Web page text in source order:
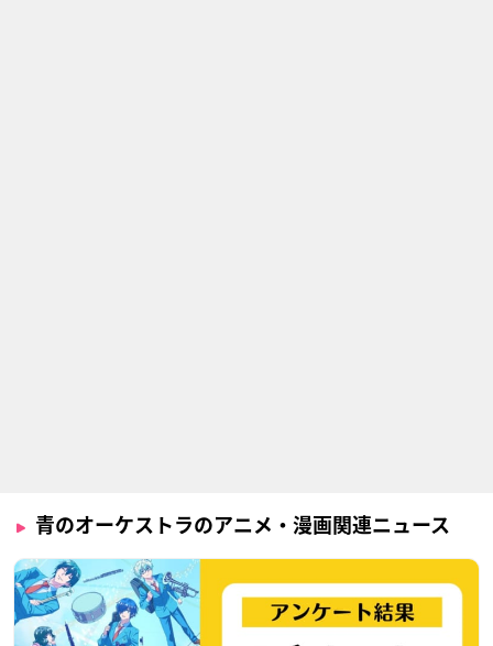
青のオーケストラのアニメ・漫画関連ニュース